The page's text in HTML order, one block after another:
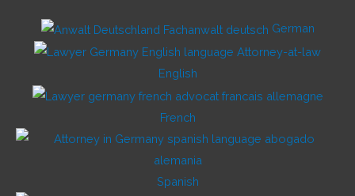
German
English
French
Spanish